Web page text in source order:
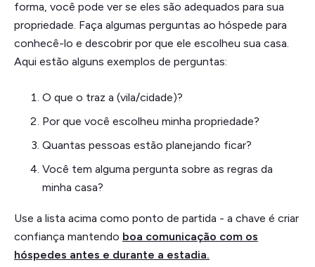
forma, você pode ver se eles são adequados para sua
propriedade. Faça algumas perguntas ao hóspede para
conhecê-lo e descobrir por que ele escolheu sua casa.
Aqui estão alguns exemplos de perguntas:
O que o traz a (vila/cidade)?
Por que você escolheu minha propriedade?
Quantas pessoas estão planejando ficar?
Você tem alguma pergunta sobre as regras da
minha casa?
Use a lista acima como ponto de partida - a chave é criar
confiança mantendo boa comunicação com os
hóspedes antes e durante a estadia.